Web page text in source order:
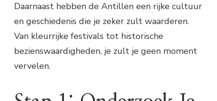
Daarnaast hebben de Antillen een rijke cultuur
en geschiedenis die je zeker zult waarderen.
Van kleurrijke festivals tot historische
bezienswaardigheden, je zult je geen moment
vervelen.